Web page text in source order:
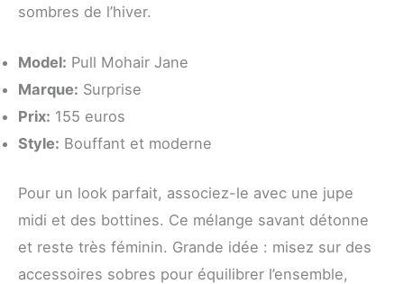
sombres de l’hiver.
Model: Pull Mohair Jane
Marque: Surprise
Prix: 155 euros
Style: Bouffant et moderne
Pour un look parfait, associez-le avec une jupe
midi et des bottines. Ce mélange savant détonne
et reste très féminin. Grande idée : misez sur des
accessoires sobres pour équilibrer l’ensemble,